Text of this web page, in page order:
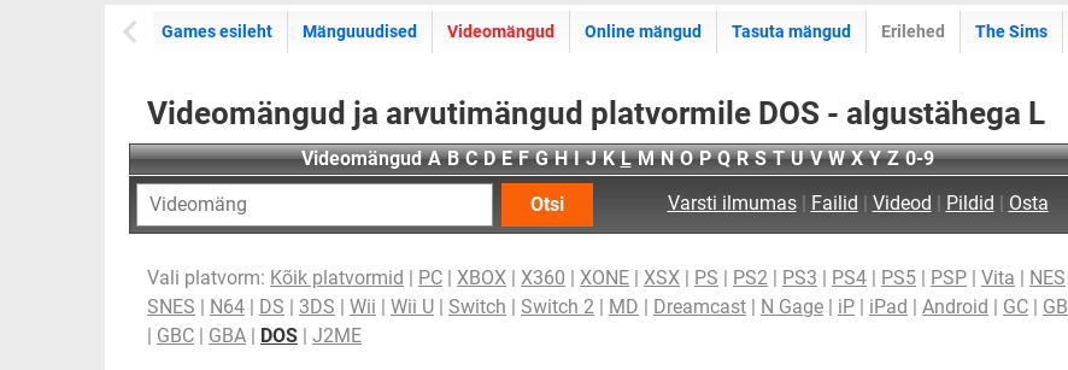
Games esileht Mänguuudised Videomängud Online mängud Tasuta mängud Erilehed The Sims
Videomängud ja arvutimängud platvormile DOS - algustähega L
Videomängud A B C D E F G H I J K L M N O P Q R S T U V W X Y Z 0-9
Otsi
Varsti ilmumas| Failid | Videod | Pildid | Osta
Vali platvorm: Kõik platvormid | PC | XBOX | X360 | XONE | XSX | PS | PS2 | PS3 | PS4 | PS5 | PSP | Vita | NES
SNES | N64 | DS | 3DS | Wii | Wii U | Switch | Switch 2 | MD | Dreamcast | N Gage | iP | iPad | Android | GC | GB
| GBC | GBA | DOS | J2ME